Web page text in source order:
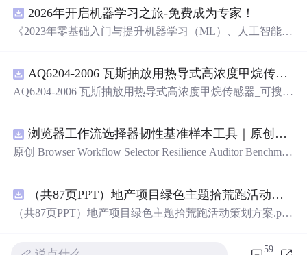
世，避免锋芒毕露。提到“金玉满堂，莫之能守”，警示财
富难以长久保有。并以范蠡和文仲的故事强调“功成身退，
2026年开启机器学习之旅-免费成为专家！
《2023年零基础入门与提升机器学习（ML）、人工智能
AQ6204-2006 瓦斯抽放用热导式高浓度甲烷传感器-可搜索.pdf
AQ6204-2006 瓦斯抽放用热导式高浓度甲烷传感器_可搜
浏览器工作流选择器韧性基准样本工具｜原创源码+测试+离线报告
原创 Browser Workflow Selector Resilience Auditor Benchmar
建立固定样本、权重和验收区间，比较不同批次的准确
率、覆盖率与效率；本地网页、JSON/HTML/SVG报告、
（共87页PPT）地产项目绿色主题拾荒跑活动策划方案.pptx
（共87页PPT）地产项目绿色主题拾荒跑活动策划方案.ppt
59